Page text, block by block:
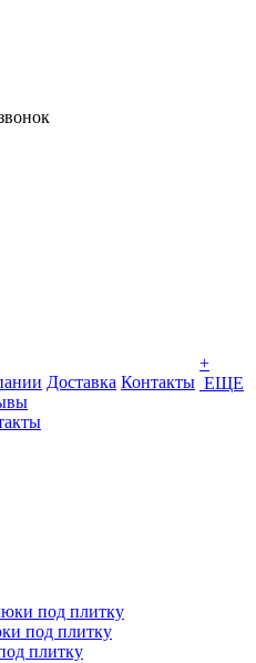
Доставка Контакты
+
ЕЩЕ
под плитку
под плитку
плитку